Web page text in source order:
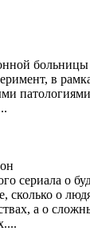
больницы
в
сериала о
сколько о
а о